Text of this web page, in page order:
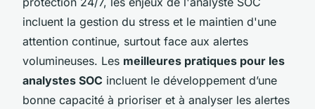
incluent la gestion du stress et le maintien d'une
attention continue, surtout face aux alertes
volumineuses. Les meilleures pratiques pour les
analystes SOC incluent le développement d’une
bonne capacité à prioriser et à analyser les alertes